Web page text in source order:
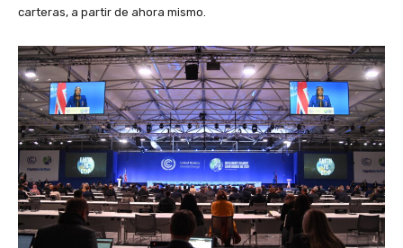
carteras, a partir de ahora mismo.